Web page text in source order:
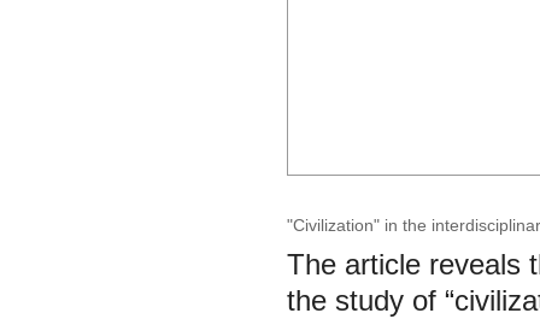
"Civilization" in the
The article reveals
the study of